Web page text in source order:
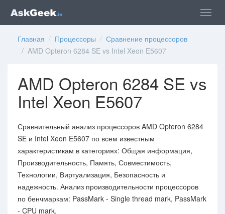
Главная / Процессоры / Сравнение процессоров
/ AMD Opteron 6284 SE vs Intel Xeon E5607
AMD Opteron 6284 SE vs
Intel Xeon E5607
Сравнительный анализ процессоров AMD Opteron 6284
SE и Intel Xeon E5607 по всем известным
характеристикам в категориях: Общая информация,
Производительность, Память, Совместимость,
Технологии, Виртуализация, Безопасность и
надежность. Анализ производительности процессоров
по бенчмаркам: PassMark - Single thread mark, PassMark
- CPU mark.